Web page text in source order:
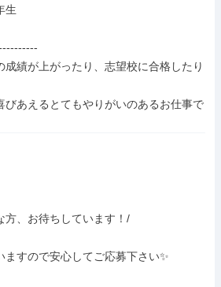
生
成績が上がったり、志望校に合格したり
びあえるとてもやりがいのあるお仕事で
方、お待ちしています！/
すので安心してご応募下さい✨